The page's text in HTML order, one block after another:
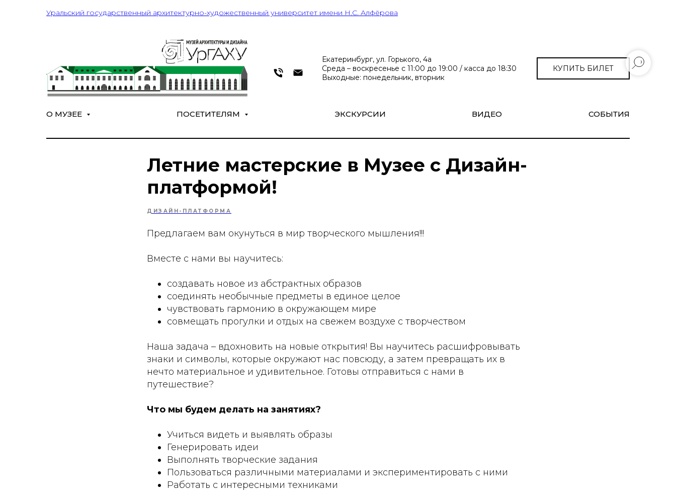
Уральский государственный архитектурно-художественный университет имени Н.С. Алфёрова
Екатеринбург, ул. Горького, 4а
Среда – воскресенье с 11:00 до 19:00 / касса до 18:30
Выходные: понедельник, вторник
КУПИТЬ БИЛЕТ
О МУЗЕЕ ПОСЕТИТЕЛЯМ ЭКСКУРСИИ ВИДЕО СОБЫТИЯ
Летние мастерские в Музее с Дизайн-
платформой!
ДИЗАЙН-ПЛАТФОРМА
Предлагаем вам окунуться в мир творческого мышления!!!
Вместе с нами вы научитесь:
создавать новое из абстрактных образов
соединять необычные предметы в единое целое
чувствовать гармонию в окружающем мире
совмещать прогулки и отдых на свежем воздухе с творчеством
Наша задача – вдохновить на новые открытия! Вы научитесь расшифровывать
знаки и символы, которые окружают нас повсюду, а затем превращать их в
нечто материальное и удивительное. Готовы отправиться с нами в
путешествие?
Что мы будем делать на занятиях?
Учиться видеть и выявлять образы
Генерировать идеи
Выполнять творческие задания
Пользоваться различными материалами и экспериментировать с ними
Работать с интересными техниками